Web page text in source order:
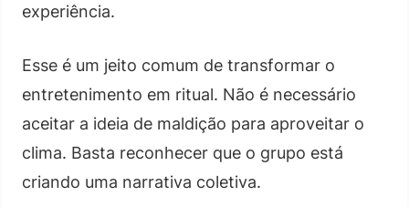
experiência.
Esse é um jeito comum de transformar o
entretenimento em ritual. Não é necessário
aceitar a ideia de maldição para aproveitar o
clima. Basta reconhecer que o grupo está
criando uma narrativa coletiva.